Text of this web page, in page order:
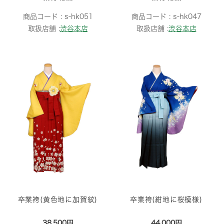
商品コード : s-hk051
取扱店舗 :渋谷本店
商品コード : s-hk047
取扱店舗 :渋谷本店
卒業袴(黄色地に加賀紋) 卒業袴(紺地に桜模様)